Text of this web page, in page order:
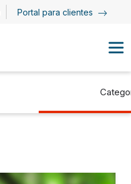
Portal para clientes